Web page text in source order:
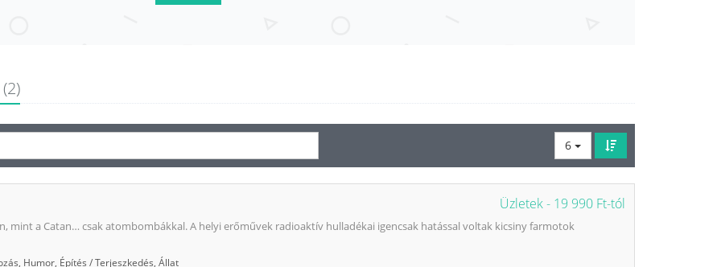
6
Üzletek - 19 990 Ft-tól
mint a Catan… csak atombombákkal. A helyi erőművek radioaktív hulladékai igencsak hatással voltak kicsiny farmotok
Humor Építés / Terjeszkedés Állat